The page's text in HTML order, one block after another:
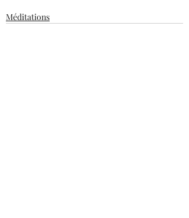
Méditations